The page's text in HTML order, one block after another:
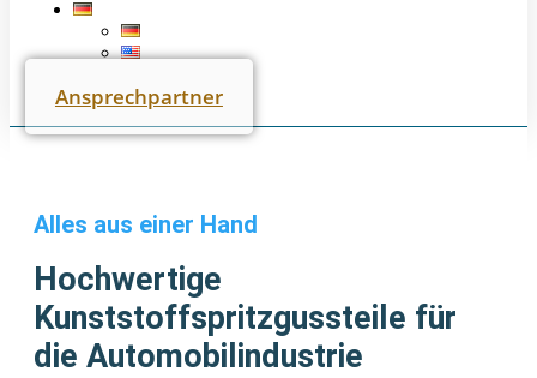
Ansprechpartner
Alles aus einer Hand
Hochwertige
Kunststoffspritzgussteile für
die Automobilindustrie